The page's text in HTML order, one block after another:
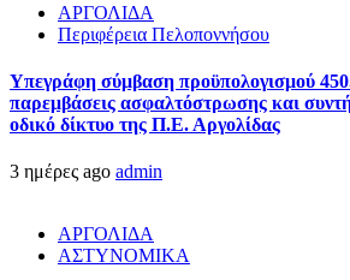
ΑΡΓΟΛΙΔΑ
Περιφέρεια Πελοποννήσου
Υπεγράφη σύμβαση προϋπολογισμού
παρεμβάσεις ασφαλτόστρωσης και
οδικό δίκτυο της Π.Ε. Αργολίδας
3 ημέρες ago admin
ΑΡΓΟΛΙΔΑ
ΑΣΤΥΝΟΜΙΚΑ